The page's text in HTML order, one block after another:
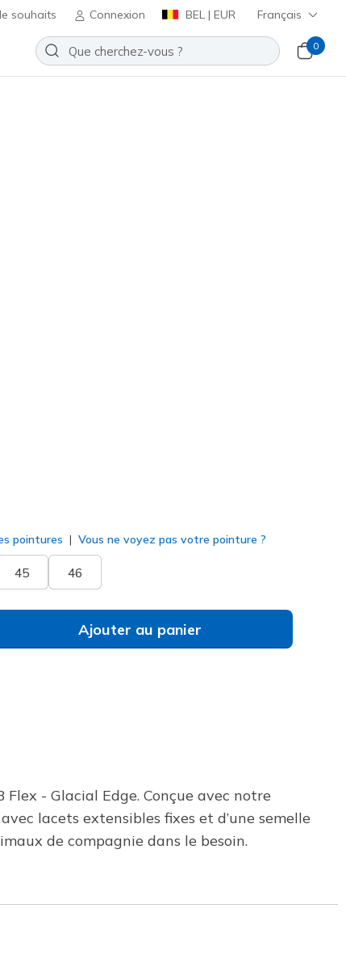
souhaits Connexion BEL | EUR Français
0
pointures Vous ne voyez pas votre pointure ?
45 46
Ajouter au panier
- Glacial Edge. Conçue avec notre
lacets extensibles fixes et d’une semelle
de compagnie dans le besoin.